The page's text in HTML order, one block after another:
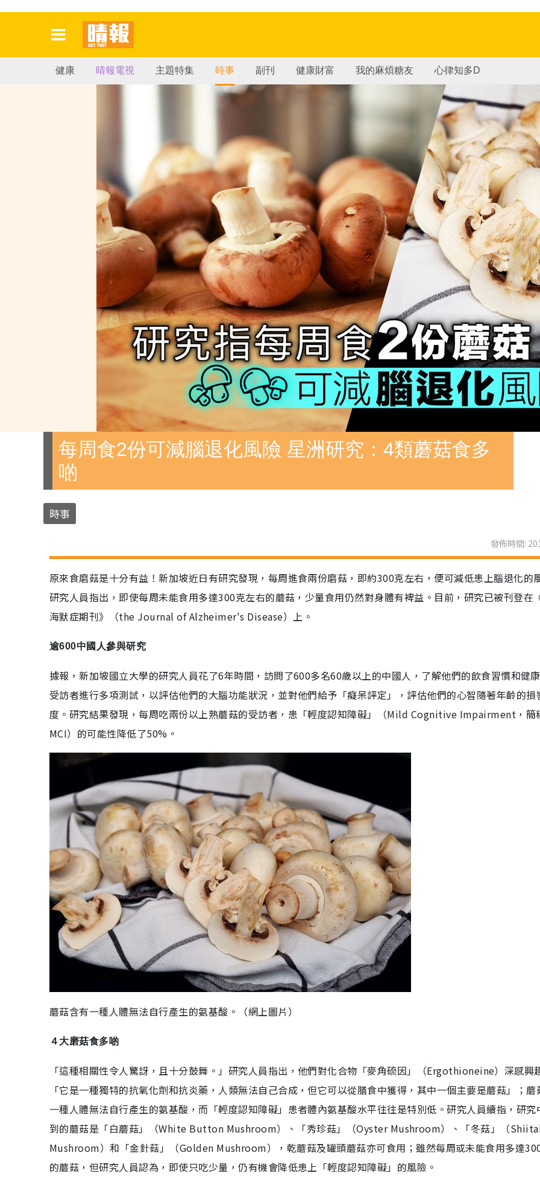
健康 晴報電視 主題特集 時事 副刊 健康財富 我的麻煩糖友 心律知多D
每周食2份可減腦退化風險 星洲研究：4類蘑菇食多
啲
時事
發佈時間:
原來食磨菇是十分有益！新加坡近日有研究發現，每周進食兩份磨菇，即約300克左右，便可減低患上腦退化的
研究人員指出，即使每周未能食用多達300克左右的蘑菇，少量食用仍然對身體有裨益。目前，研究已被刊登在
海默症期刊》（the Journal of Alzheimer's Disease）上。
逾600中國人參與研究
據報，新加坡國立大學的研究人員花了6年時間，訪問了600多名60歲以上的中國人，了解他們的飲食習慣和健
受訪者進行多項測試，以評估他們的大腦功能狀況，並對他們給予「癡呆評定」，評估他們的心智隨著年齡的損
度。研究結果發現，每周吃兩份以上熟蘑菇的受訪者，患「輕度認知障礙」（Mild Cognitive Impairment，簡
MCI）的可能性降低了50%。
蘑菇含有一種人體無法自行產生的氨基酸。（網上圖片）
４大磨菇食多啲
「這種相關性令人驚訝，且十分鼓舞。」研究人員指出，他們對化合物「麥角硫因」（Ergothioneine）深感興
「它是一種獨特的抗氧化劑和抗炎藥，人類無法自己合成，但它可以從膳食中獲得，其中一個主要是蘑菇」；蘑
一種人體無法自行產生的氨基酸，而「輕度認知障礙」患者體內氨基酸水平往往是特別低。研究人員續指，研究
到的蘑菇是「白蘑菇」（White Button Mushroom）、「秀珍菇」（Oyster Mushroom）、「冬菇」（
Mushroom）和「金針菇」（Golden Mushroom），乾蘑菇及罐頭蘑菇亦可食用；雖然每周或未能食用多達
的蘑菇，但研究人員認為，即使只吃少量，仍有機會降低患上「輕度認知障礙」的風險。